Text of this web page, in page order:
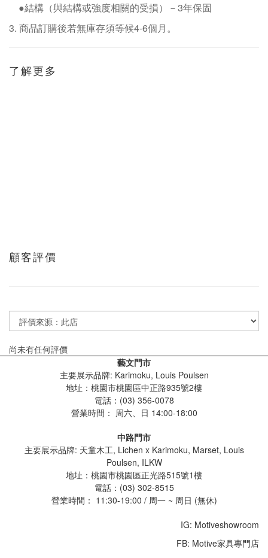
●結構（與結構或強度相關的受損）－3年保固
3. 商品訂購後若無庫存須等候4-6個月。
了解更多
顧客評價
尚未有任何評價
藝文門市
主要展示品牌: Karimoku, Louis Poulsen
地址：桃園市桃園區中正路935號2樓
電話：(03) 356-0078
營業時間： 周六、日 14:00-18:00
中路門市
主要展示品牌: 天童木工, Lichen x Karimoku, Marset, Louis
Poulsen, ILKW
地址：桃園市桃園區正光路515號1樓
電話：(03) 302-8515
營業時間： 11:30-19:00 / 周一 ~ 周日 (無休)
IG: Motiveshowroom
FB: Motive家具專門店